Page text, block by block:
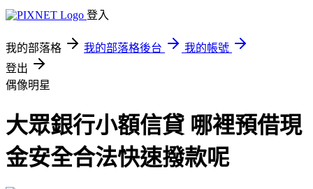
登入
我的部落格 我的部落格後台
我的帳號
登出
偶像明星
大眾銀行小額信貸 哪裡預借現
金安全合法快速撥款呢